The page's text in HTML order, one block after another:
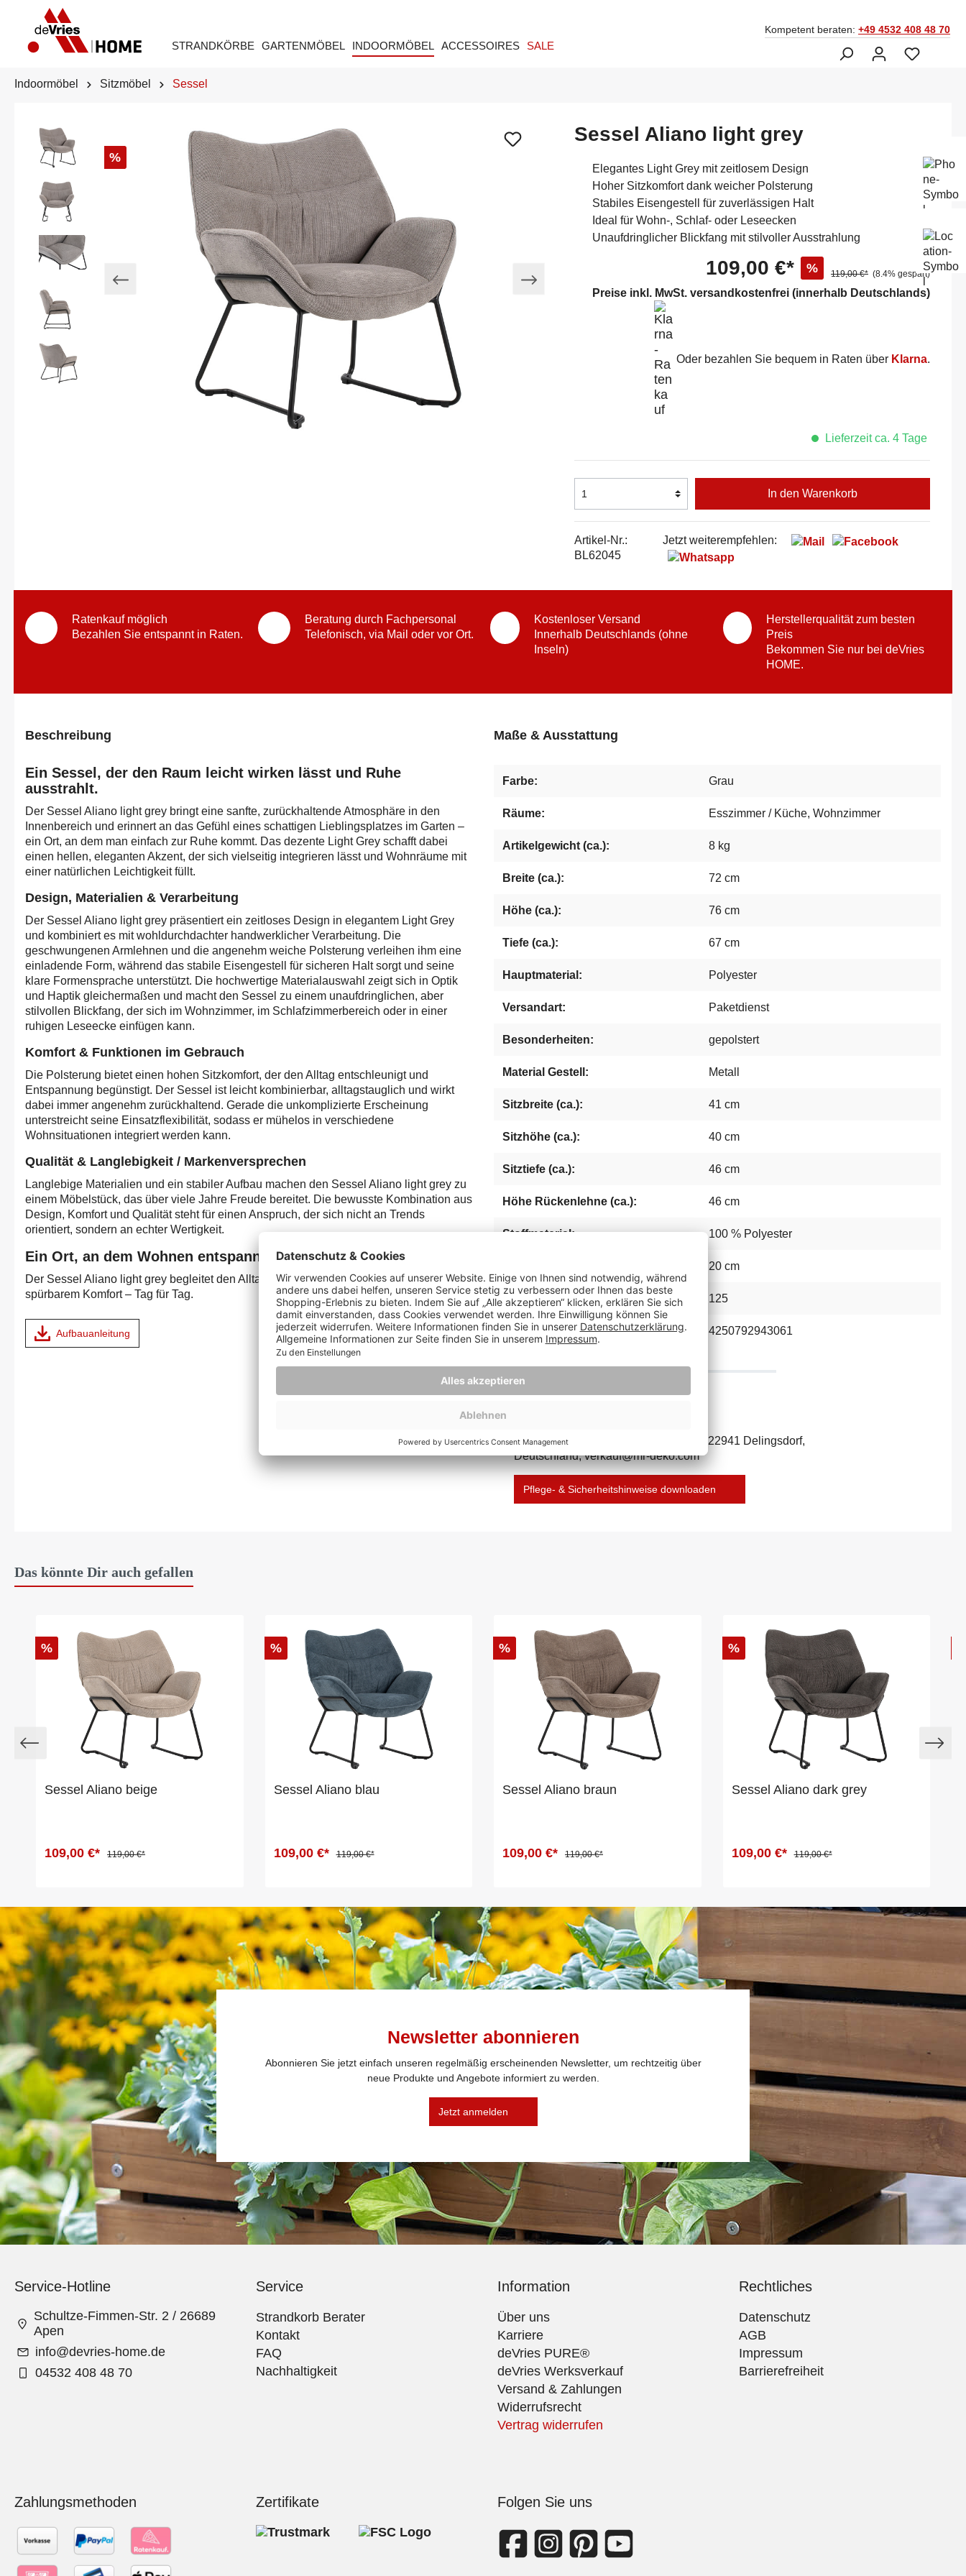
STRANDKÖRBE GARTENMÖBEL INDOORMÖBEL ACCESSOIRES SALE
Kompetent beraten: +49 4532 408 48 70
Indoormöbel Sitzmöbel Sessel
%
Sessel Aliano light grey
Elegantes Light Grey mit zeitlosem Design
Hoher Sitzkomfort dank weicher Polsterung
Stabiles Eisengestell für zuverlässigen Halt
Ideal für Wohn-, Schlaf- oder Leseecken
Unaufdringlicher Blickfang mit stilvoller Ausstrahlung
109,00 €* % 119,00 €* (8.4% gespart)
Preise inkl. MwSt. versandkostenfrei (innerhalb Deutschlands)
Oder bezahlen Sie bequem in Raten über Klarna.
Lieferzeit ca. 4 Tage
In den Warenkorb
Artikel-Nr.:
BL62045
Jetzt weiterempfehlen:
Ratenkauf möglich
Bezahlen Sie entspannt in Raten.
Beratung durch Fachpersonal
Telefonisch, via Mail oder vor Ort.
Kostenloser Versand
Innerhalb Deutschlands (ohne
Inseln)
Herstellerqualität zum besten
Preis
Bekommen Sie nur bei deVries
HOME.
Beschreibung
Ein Sessel, der den Raum leicht wirken lässt und Ruhe
ausstrahlt.
Der Sessel Aliano light grey bringt eine sanfte, zurückhaltende Atmosphäre in den
Innenbereich und erinnert an das Gefühl eines schattigen Lieblingsplatzes im Garten –
ein Ort, an dem man einfach zur Ruhe kommt. Das dezente Light Grey schafft dabei
einen hellen, eleganten Akzent, der sich vielseitig integrieren lässt und Wohnräume mit
einer natürlichen Leichtigkeit füllt.
Design, Materialien & Verarbeitung
Der Sessel Aliano light grey präsentiert ein zeitloses Design in elegantem Light Grey
und kombiniert es mit wohldurchdachter handwerklicher Verarbeitung. Die
geschwungenen Armlehnen und die angenehm weiche Polsterung verleihen ihm eine
einladende Form, während das stabile Eisengestell für sicheren Halt sorgt und seine
klare Formensprache unterstützt. Die hochwertige Materialauswahl zeigt sich in Optik
und Haptik gleichermaßen und macht den Sessel zu einem unaufdringlichen, aber
stilvollen Blickfang, der sich im Wohnzimmer, im Schlafzimmerbereich oder in einer
ruhigen Leseecke einfügen kann.
Komfort & Funktionen im Gebrauch
Die Polsterung bietet einen hohen Sitzkomfort, der den Alltag entschleunigt und
Entspannung begünstigt. Der Sessel ist leicht kombinierbar, alltagstauglich und wirkt
dabei immer angenehm zurückhaltend. Gerade die unkomplizierte Erscheinung
unterstreicht seine Einsatzflexibilität, sodass er mühelos in verschiedene
Wohnsituationen integriert werden kann.
Qualität & Langlebigkeit / Markenversprechen
Langlebige Materialien und ein stabiler Aufbau machen den Sessel Aliano light grey zu
einem Möbelstück, das über viele Jahre Freude bereitet. Die bewusste Kombination aus
Design, Komfort und Qualität steht für einen Anspruch, der sich nicht an Trends
orientiert, sondern an echter Wertigkeit.
Ein Ort, an dem Wohnen entspannter wirkt.
Der Sessel Aliano light grey begleitet den Alltag mit stilvoller Zurückhaltung und
spürbarem Komfort – Tag für Tag.
Aufbauanleitung
Maße & Ausstattung
Farbe: Grau
Räume: Esszimmer / Küche, Wohnzimmer
Artikelgewicht (ca.): 8 kg
Breite (ca.): 72 cm
Höhe (ca.): 76 cm
Tiefe (ca.): 67 cm
Hauptmaterial: Polyester
Versandart: Paketdienst
Besonderheiten: gepolstert
Material Gestell: Metall
Sitzbreite (ca.): 41 cm
Sitzhöhe (ca.): 40 cm
Sitztiefe (ca.): 46 cm
Höhe Rückenlehne (ca.): 46 cm
Stoffmaterial: 100 % Polyester
20 cm
Maximalbelastung (ca. kg): 125
Herstellernummer: 4250792943061
Hersteller: Mr. Deko, Lübecker Str. 7c, 22941 Delingsdorf,
Deutschland, verkauf@mr-deko.com
Pflege- & Sicherheitshinweise downloaden
Das könnte Dir auch gefallen
%
Sessel Aliano beige
109,00 €* 119,00 €*
%
Sessel Aliano blau
109,00 €* 119,00 €*
%
Sessel Aliano braun
109,00 €* 119,00 €*
%
Sessel Aliano dark grey
109,00 €* 119,00 €*
Newsletter abonnieren
Abonnieren Sie jetzt einfach unseren regelmäßig erscheinenden Newsletter, um rechtzeitig über
neue Produkte und Angebote informiert zu werden.
Jetzt anmelden
Service-Hotline
Schultze-Fimmen-Str. 2 / 26689
Apen
info@devries-home.de
04532 408 48 70
Service
Strandkorb Berater
Kontakt
FAQ
Nachhaltigkeit
Information
Über uns
Karriere
deVries PURE®
deVries Werksverkauf
Versand & Zahlungen
Widerrufsrecht
Vertrag widerrufen
Rechtliches
Datenschutz
AGB
Impressum
Barrierefreiheit
Zahlungsmethoden Zertifikate Folgen Sie uns